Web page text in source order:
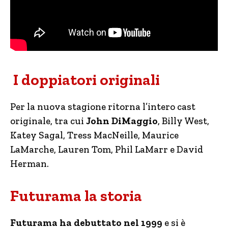
I doppiatori originali
Per la nuova stagione ritorna l’intero cast
originale, tra cui John DiMaggio, Billy West,
Katey Sagal, Tress MacNeille, Maurice
LaMarche, Lauren Tom, Phil LaMarr e David
Herman.
Futurama la storia
Futurama ha debuttato nel 1999 e si è